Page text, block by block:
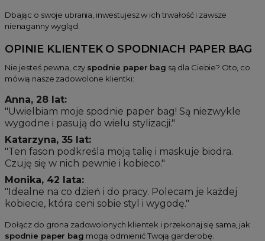
Dbając o swoje ubrania, inwestujesz w ich trwałość i zawsze
nienaganny wygląd.
OPINIE KLIENTEK O SPODNIACH PAPER BAG
Nie jesteś pewna, czy spodnie paper bag są dla Ciebie? Oto, co
mówią nasze zadowolone klientki:
Anna, 28 lat:
"Uwielbiam moje spodnie paper bag! Są niezwykle
wygodne i pasują do wielu stylizacji."
Katarzyna, 35 lat:
"Ten fason podkreśla moją talię i maskuje biodra.
Czuję się w nich pewnie i kobieco."
Monika, 42 lata:
"Idealne na co dzień i do pracy. Polecam je każdej
kobiecie, która ceni sobie styl i wygodę."
Dołącz do grona zadowolonych klientek i przekonaj się sama, jak
spodnie paper bag mogą odmienić Twoją garderobę.